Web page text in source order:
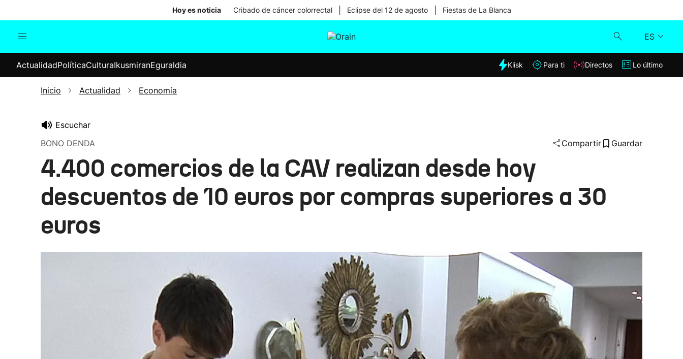
Hoy es noticia Cribado de cáncer colorrectal Eclipse del 12 de agosto Fiestas de La Blanca
ES
Internacional
Elecciones
Klisk
ActualidadPolíticaCulturaIkusmiranEguraldia Klisk Para ti Directos Lo último
Inicio Actualidad Economía
Escuchar
BONO DENDA
Compartir Guardar
4.400 comercios de la CAV realizan desde hoy
descuentos de 10 euros por compras superiores a 30
euros